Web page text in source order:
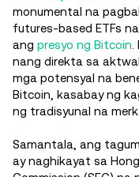
monumental na
futures-based ETFs
ang presyo ng Bitcoin
nang direkta sa
mga potensyal na
Bitcoin, kasabay ng
ng tradisyunal na
Samantala, ang
ay naghikayat sa